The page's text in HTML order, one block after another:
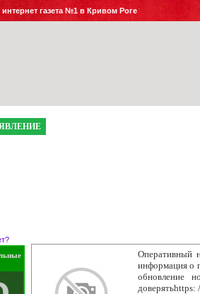
интернет газета №1 в Кривом Роге
Оперативный
информация о
обновление